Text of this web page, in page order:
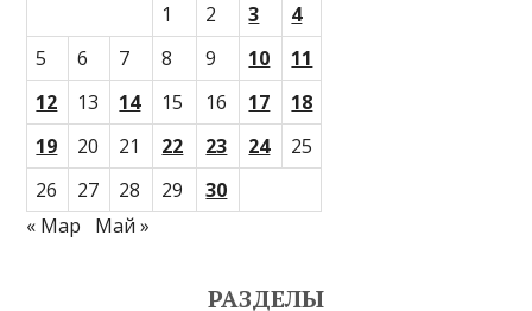
1
2 3
4
5
6 7 8 9 10
11
12
13 14 15 16 17
18
19
20 21 22 23 24
25
26
27 28 29
30
« Мар
Май »
РАЗДЕЛЫ